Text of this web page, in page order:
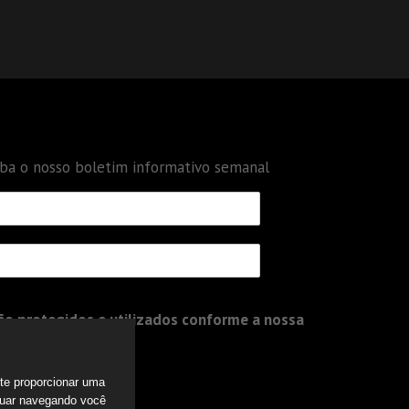
o nosso boletim informativo semanal
protegidos e utilizados conforme a nossa
proporcionar uma
navegando você